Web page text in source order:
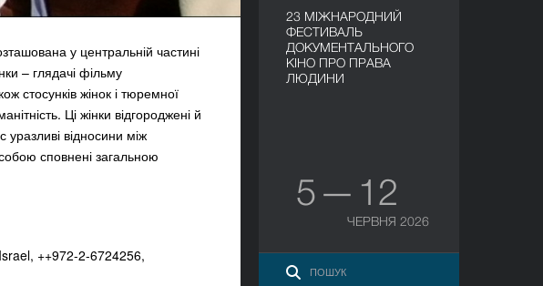
у центральній частині
– глядачі фільму
стосунків жінок і тюремної
Ці жінки відгороджені й
уразливі відносини між
сповнені загальною
++972-2-6724256,
23 МІЖНАРОДНИЙ
ФЕСТИВАЛЬ
ДОКУМЕНТАЛЬНОГО
КІНО ПРО ПРАВА
ЛЮДИНИ
5 — 12
ЧЕРВНЯ 2026